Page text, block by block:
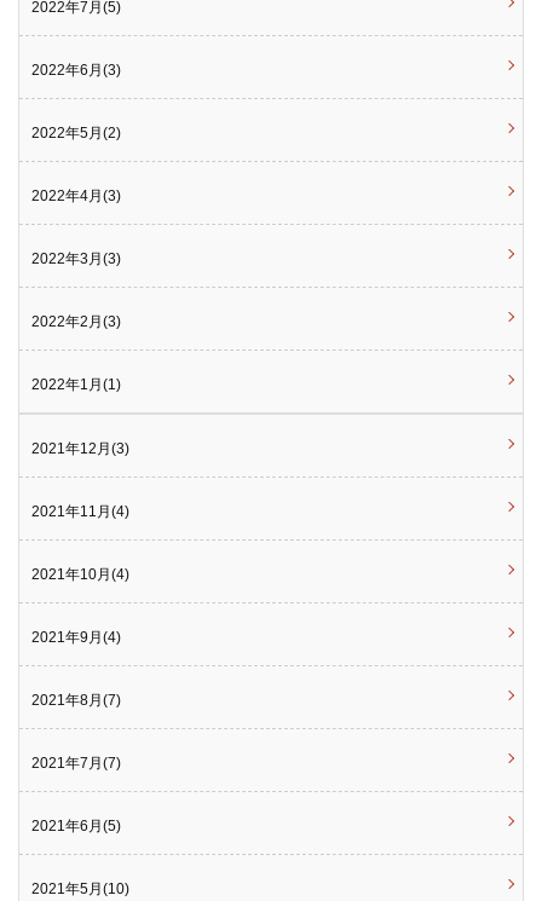
2022年7月(5)
2022年6月(3)
2022年5月(2)
2022年4月(3)
2022年3月(3)
2022年2月(3)
2022年1月(1)
2021年12月(3)
2021年11月(4)
2021年10月(4)
2021年9月(4)
2021年8月(7)
2021年7月(7)
2021年6月(5)
2021年5月(10)